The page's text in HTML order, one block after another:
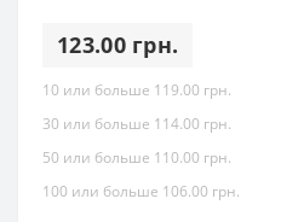
123.00 грн.
10 или больше 119.00 грн.
30 или больше 114.00 грн.
50 или больше 110.00 грн.
100 или больше 106.00 грн.